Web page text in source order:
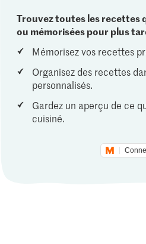
Trouvez toutes les recettes
ou mémorisées pour plus
Mémorisez vos recettes
Organisez des recettes
personnalisés.
Gardez un aperçu de ce
cuisiné.